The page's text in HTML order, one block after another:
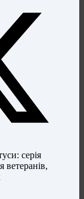
серія
ветеранів,